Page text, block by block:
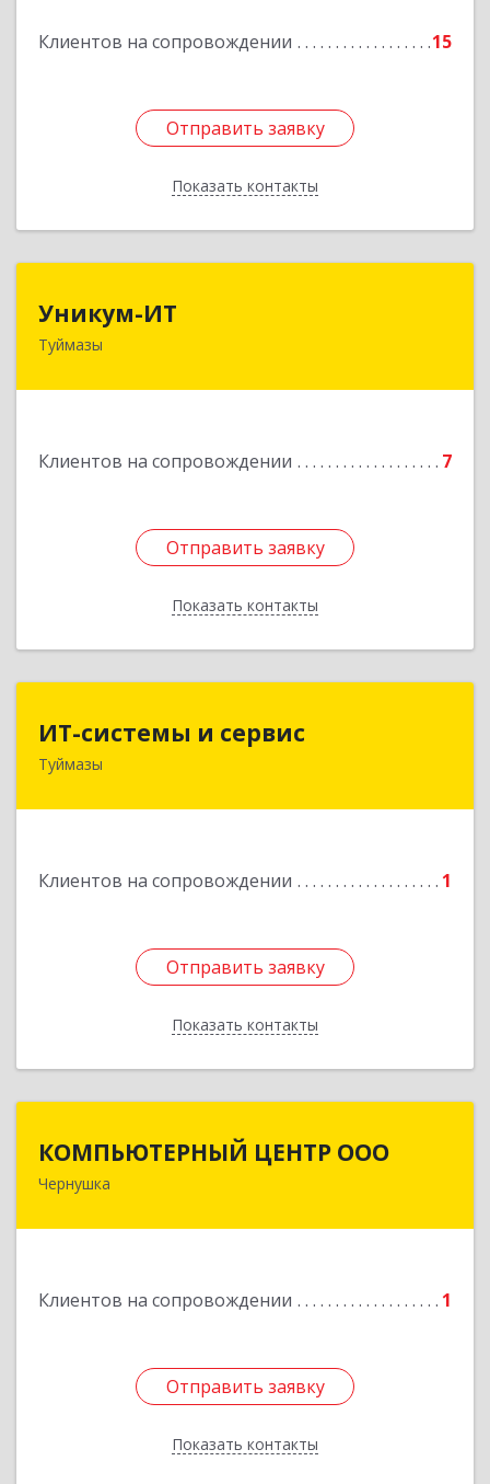
Клиентов на сопровождении 15
Отправить заявку
Показать контакты
Отправить заявку
Назад
Уникум-ИТ
Туймазы
Клиентов на сопровождении 7
Отправить заявку
Показать контакты
452757, Башкортостан Респ, Туймазинский р-н,
Отправить заявку
Назад
ИТ-системы и сервис
Туймазы
Клиентов на сопровождении 1
Отправить заявку
Показать контакты
Подробнее
Отправить заявку
Назад
КОМПЬЮТЕРНЫЙ ЦЕНТР ООО
Чернушка
Клиентов на сопровождении 1
Отправить заявку
Показать контакты
КОМПЬЮТЕРНЫЙ ЦЕНТР ООО
Отправить заявку
Назад